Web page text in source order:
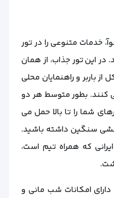
خدمات متنوعی را در تور
این تور جذاب، از همان
باربر و راهنمایان محلی
کنند. بطور متوسط هر دو
شما را تا بالا حمل می
سنگین داشته باشید.
که همراه تیم است،
امکانات شب مانی و